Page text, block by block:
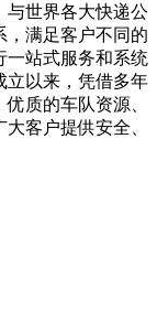
与世界各大快递公
，满足客户不同的
一站式服务和系统
立以来，凭借多年
质的车队资源、
客户提供安全、